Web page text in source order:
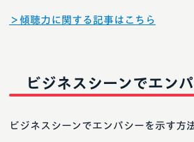
＞傾聴力に関する記事はこちら
ビジネスシーンでエン
ビジネスシーンでエンパシーを示す方